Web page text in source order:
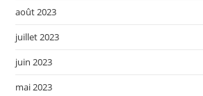
août 2023
juillet 2023
juin 2023
mai 2023